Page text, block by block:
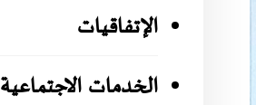
الإتفاقيات
الخدمات الاجتماعية